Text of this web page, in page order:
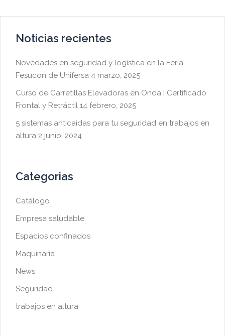
Noticias recientes
Novedades en seguridad y logística en la Feria
Fesucon de Unifersa 4 marzo, 2025
Curso de Carretillas Elevadoras en Onda | Certificado
Frontal y Retráctil 14 febrero, 2025
5 sistemas anticaídas para tu seguridad en trabajos en
altura 2 junio, 2024
Categorias
Catálogo
Empresa saludable
Espacios confinados
Maquinaria
News
Seguridad
trabajos en altura